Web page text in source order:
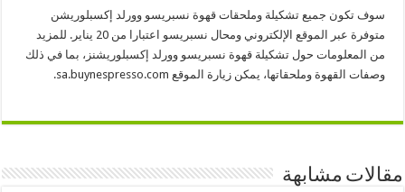
سوف تكون جميع تشكيلة وملحقات قهوة نسبريسو وورلد إكسبلوريشن
متوفرة عبر الموقع الإلكتروني ومحال نسبريسو اعتبارا من 20 يناير. للمزيد
من المعلومات حول تشكيلة قهوة نسبريسو وورلد إكسبلوريشنز، بما في ذلك
وصفات القهوة وملحقاتها، يمكن زيارة الموقع sa.buynespresso.com.
مقالات مشابهة